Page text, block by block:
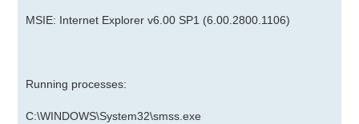
MSIE: Internet Explorer v6.00 SP1 (6.00.2800.1106)
Running processes:
C:\WINDOWS\System32\smss.exe